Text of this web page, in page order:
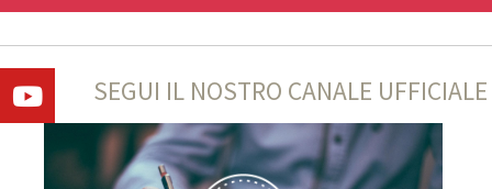
SEGUI IL NOSTRO CANALE UFFICIALE